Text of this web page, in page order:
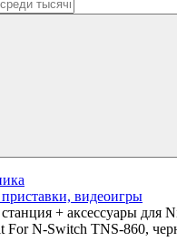
видеоигры
+ аксессуары для
For N-Switch TNS-860,